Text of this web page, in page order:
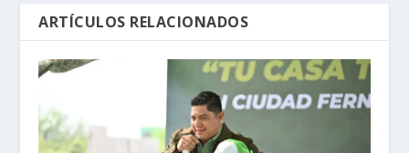
ARTÍCULOS RELACIONADOS